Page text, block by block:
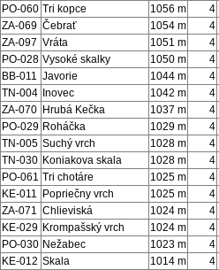
PO-060 Tri kopce 1056 m 4
ZA-069 Čebrať 1054 m 4
ZA-097 Vráta 1051 m 4
PO-028 Vysoké skalky 1050 m 4
BB-011 Javorie 1044 m 4
TN-004 Inovec 1042 m 4
ZA-070 Hrubá Kečka 1037 m 4
PO-029 Roháčka 1029 m 4
TN-005 Suchý vrch 1028 m 4
TN-030 Koniakova skala 1028 m 4
PO-061 Tri chotáre 1025 m 4
KE-011
Popriečny vrch 1025 m 4
ZA-071 Chlieviská 1024 m 4
KE-029 Krompašský vrch 1024 m 4
PO-030 Nežabec 1023 m 4
KE-012 Skala 1014 m 4